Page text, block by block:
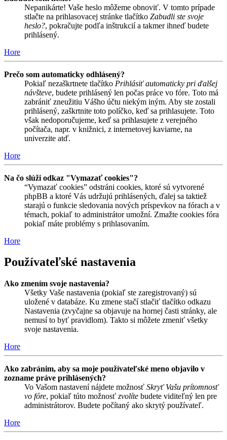
Nepanikárte! Vaše heslo môžeme obnoviť. V tomto prípade
stlačte na prihlasovacej stránke tlačítko Zabudli ste svoje
heslo?, pokračujte podľa inštrukcií a takmer ihneď budete
prihlásený.
Hore
Prečo som automaticky odhlásený?
Pokiaľ nezaškrtnete tlačítko Prihlásiť automaticky pri ďalšej
návšteve, budete prihlásený len počas práce vo fóre. Toto má
zabrániť zneužitiu Vášho účtu niekým iným. Aby ste zostali
prihlásený, zaškrtnite toto políčko, keď sa prihlasujete. Toto
však nedoporučujeme, keď sa prihlasujete z verejného
počítača, napr. v knižnici, z internetovej kaviarne, na
univerzite atď.
Hore
Na čo slúži odkaz "Vymazať cookies"?
“Vymazať cookies” odstráni cookies, ktoré sú vytvorené
phpBB a ktoré Vás udržujú prihlásených, ďalej sa taktiež
starajú o funkcie sledovania nových príspevkov na fórach a v
témach, pokiaľ to administrátor umožní. Zmažte cookies fóra
pokiaľ máte problémy s prihlasovaním.
Hore
Používateľské nastavenia
Ako zmením svoje nastavenia?
Všetky Vaše nastavenia (pokiaľ ste zaregistrovaný) sú
uložené v databáze. Ku zmene stačí stlačiť tlačítko odkazu
Nastavenia (zvyčajne sa objavuje na hornej časti stránky, ale
nemusí to byť pravidlom). Takto si môžete zmeniť všetky
svoje nastavenia.
Hore
Ako zabránim, aby sa moje používateľské meno objavilo v
zozname práve prihlásených?
Vo Vašom nastavení nájdete možnosť Skryť Vašu prítomnosť
vo fóre, pokiaľ túto možnosť zvolíte budete viditeľný len pre
administrátorov. Budete počítaný ako skrytý používateľ.
Hore